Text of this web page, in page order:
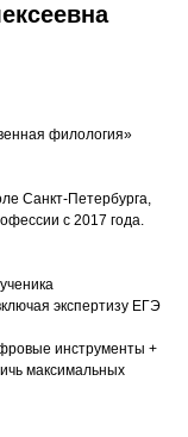
филология»
Санкт-Петербурга,
с 2017 года.
экспертизу ЕГЭ
инструменты +
максимальных